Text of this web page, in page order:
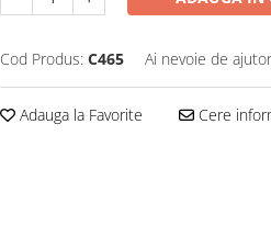
Cod Produs: C465 Ai nevoie de
Adauga la Favorite Cere